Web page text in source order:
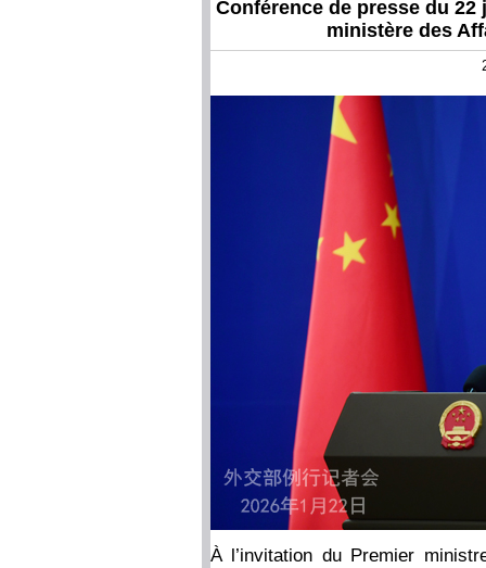
Conférence de presse du
ministère des
À l’invitation du Premier